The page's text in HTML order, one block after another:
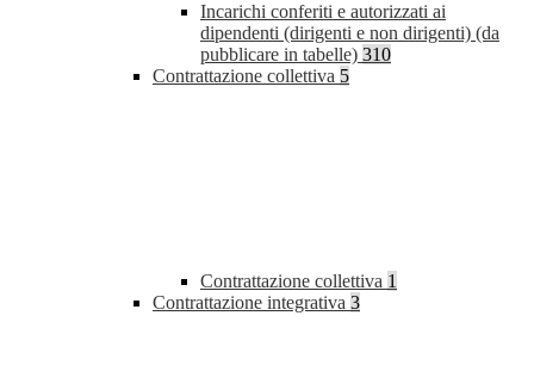
Incarichi conferiti e autorizzati ai
dipendenti (dirigenti e non dirigenti) (da
pubblicare in tabelle) 310
Contrattazione collettiva 5
Contrattazione collettiva 1
Contrattazione integrativa 3